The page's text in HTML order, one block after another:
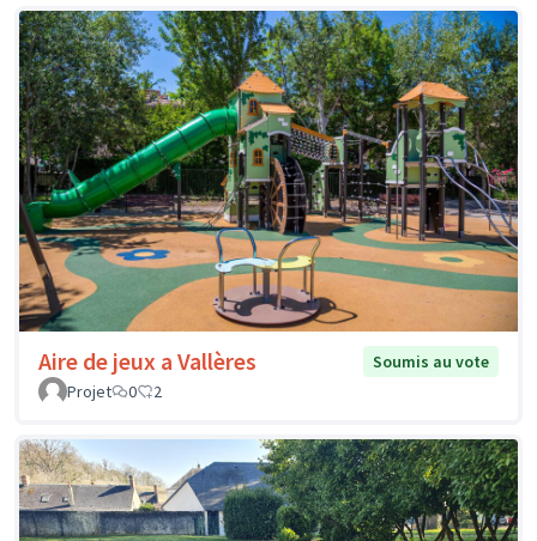
Aire de jeux a Vallères
Soumis au vote
Projet
0 2